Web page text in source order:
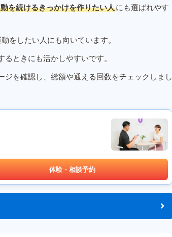
を続けるきっかけを作りたい人にも選ばれやす
をしたい人にも向いています。
ときにも活かしやすいです。
を確認し、総額や通える回数をチェックしまし
体験・相談予約